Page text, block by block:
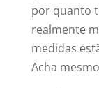
por quanto
realmente
medidas
Acha